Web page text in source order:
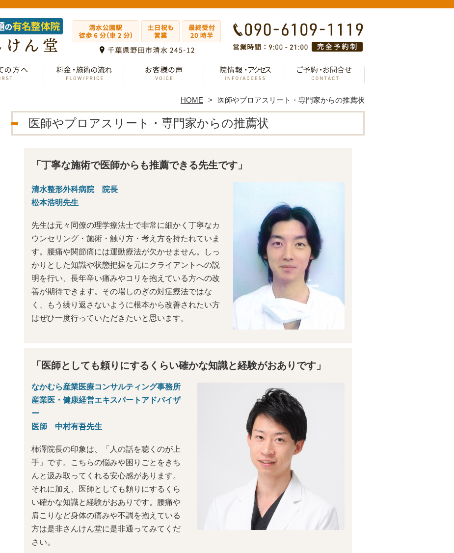
HOME 医師やプロアスリート・専門家からの推薦状
医師やプロアスリート・専門家からの推薦状
「丁寧な施術で医師からも推薦できる先生です」
清水整形外科病院 院長
松本浩明先生
先生は元々同僚の理学療法士で非常に細かく丁寧なカ
ウンセリング・施術・触り方・考え方を持たれていま
す。腰痛や関節痛には運動療法が欠かせません。しっ
かりとした知識や状態把握を元にクライアントへの説
明を行い、長年辛い痛みやコリを抱えている方への改
善が期待できます。その場しのぎの対症療法ではな
く、もう繰り返さないように根本から改善されたい方
はぜひ一度行っていただきたいと思います。
「医師としても頼りにするくらい確かな知識と経験がおありです」
なかむら産業医療コンサルティング事務所
産業医・健康経営エキスパートアドバイザ
ー
医師 中村有吾先生
柿澤院長の印象は、「人の話を聴くのが上
手」です。こちらの悩みや困りごとをきち
んと汲み取ってくれる安心感があります。
それに加え、医師としても頼りにするくら
い確かな知識と経験がおありです。腰痛や
肩こりなど身体の痛みや不調を抱えている
方は是非さんけん堂に是非通ってみてくだ
さい。